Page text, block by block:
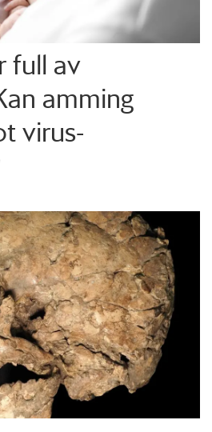
full av
amming
virus-